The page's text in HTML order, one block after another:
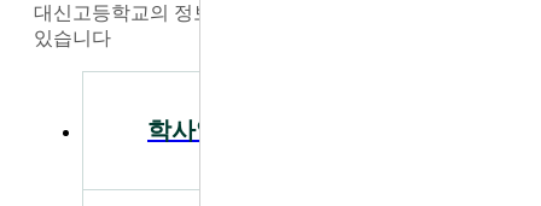
대신고등학교의 정보와 소식을 가장 빠르게 찾아보실 수
있습니다
학사일정